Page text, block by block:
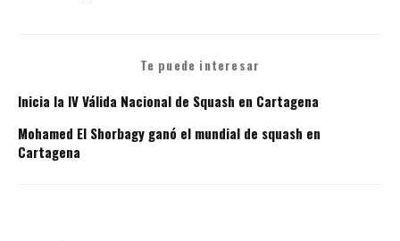
Te puede interesar
Inicia la IV Válida Nacional de Squash en Cartagena
Mohamed El Shorbagy ganó el mundial de squash en
Cartagena